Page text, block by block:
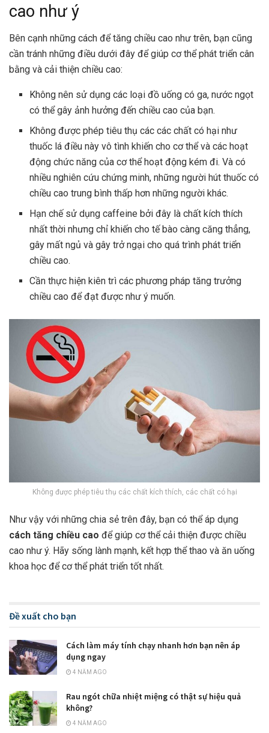
cao như ý
Bên cạnh những cách để tăng chiều cao như trên, bạn cũng
cần tránh những điều dưới đây để giúp cơ thể phát triển cân
bằng và cải thiện chiều cao:
Không nên sử dụng các loại đồ uống có ga, nước ngọt
có thể gây ảnh hưởng đến chiều cao của bạn.
Không được phép tiêu thụ các các chất có hại như
thuốc lá điều này vô tình khiến cho cơ thể và các hoạt
động chức năng của cơ thể hoạt động kém đi. Và có
nhiều nghiên cứu chứng minh, những người hút thuốc có
chiều cao trung bình thấp hơn những người khác.
Hạn chế sử dụng caffeine bởi đây là chất kích thích
nhất thời nhưng chỉ khiến cho tế bào càng căng thẳng,
gây mất ngủ và gây trở ngại cho quá trình phát triển
chiều cao.
Cần thực hiện kiên trì các phương pháp tăng trưởng
chiều cao để đạt được như ý muốn.
Không được phép tiêu thụ các chất kích thích, các chất có hại
Như vậy với những chia sẻ trên đây, bạn có thể áp dụng
cách tăng chiều cao để giúp cơ thể cải thiện được chiều
cao như ý. Hãy sống lành mạnh, kết hợp thể thao và ăn uống
khoa học để cơ thể phát triển tốt nhất.
Đề xuất cho bạn
Cách làm máy tính chạy nhanh hơn bạn nên áp
dụng ngay
4 NĂM AGO
Rau ngót chữa nhiệt miệng có thật sự hiệu quả
không?
4 NĂM AGO